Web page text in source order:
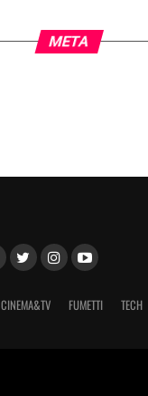
META
CINEMA&TV FUMETTI TECH